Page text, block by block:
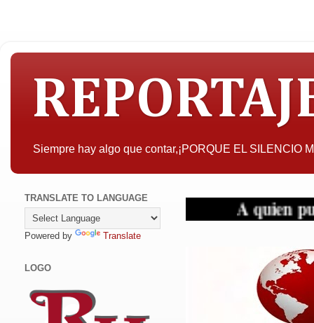
Siempre hay algo que contar,¡PORQUE EL SILENCIO
A quien pueda
TRANSLATE TO LANGUAGE
Powered by Translate
LOGO